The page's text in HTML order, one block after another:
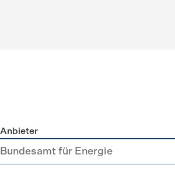
Anbieter
Bundesamt für Energie